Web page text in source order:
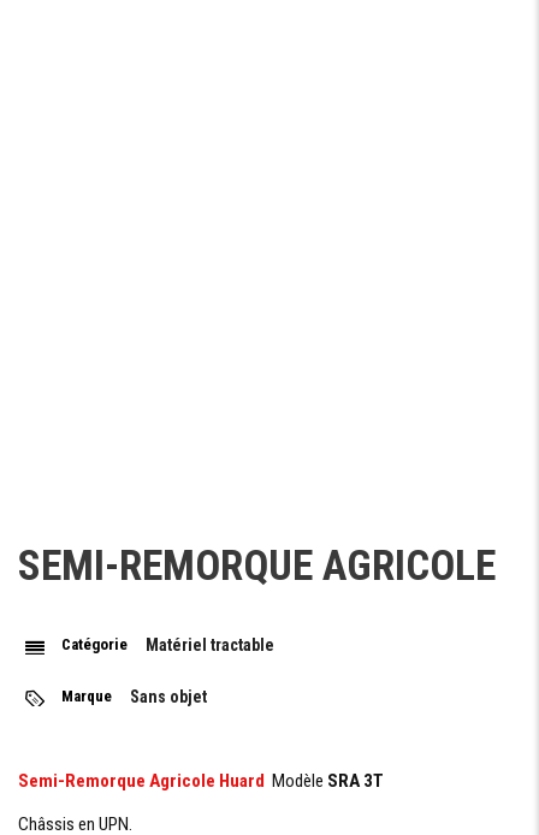
SEMI-REMORQUE AGRICOLE
Catégorie Matériel tractable
Marque Sans objet
Semi-Remorque Agricole Huard Modèle SRA 3T
Châssis en UPN.